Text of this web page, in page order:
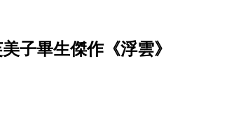
子畢生傑作《浮雲》